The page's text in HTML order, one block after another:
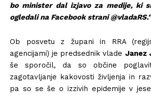
bo minister dal izjavo za medije, ki
ogledali na Facebook strani
Ob posvetu z župani in RRA
agencijami) je predsednik vlade Janez
še sporočil, da so občine
zagotavljanje kakovosti življenja in
pa so se še o izzivih epidemije v